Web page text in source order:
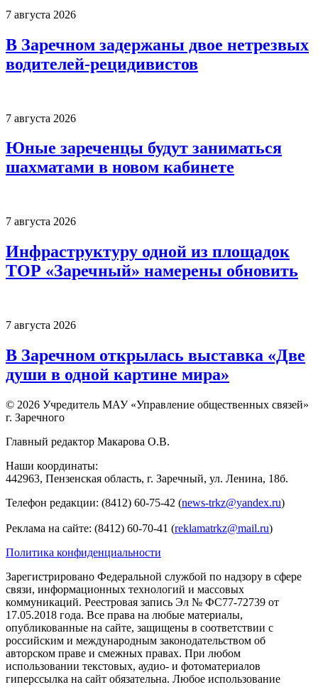
7 августа 2026
В Заречном задержаны двое нетрезвых
водителей-рецидивистов
7 августа 2026
Юные зареченцы будут заниматься
шахматами в новом кабинете
7 августа 2026
Инфраструктуру одной из площадок
ТОР «Заречный» намерены обновить
7 августа 2026
В Заречном открылась выставка «Две
души в одной картине мира»
© 2026 Учредитель МАУ «Управление общественных связей»
г. Заречного
Главный редактор Макарова О.В.
Наши координаты:
442963, Пензенская область, г. Заречный, ул. Ленина, 18б.
Телефон редакции: (8412) 60-75-42 (news-trkz@yandex.ru)
Реклама на сайте: (8412) 60-70-41 (reklamatrkz@mail.ru)
Политика конфиденциальности
Зарегистрировано Федеральной службой по надзору в сфере
связи, информационных технологий и массовых
коммуникаций. Реестровая запись Эл № ФС77-72739 от
17.05.2018 года. Все права на любые материалы,
опубликованные на сайте, защищены в соответствии с
российским и международным законодательством об
авторском праве и смежных правах. При любом
использовании текстовых, аудио- и фотоматериалов
гиперссылка на сайт обязательна. Любое использование